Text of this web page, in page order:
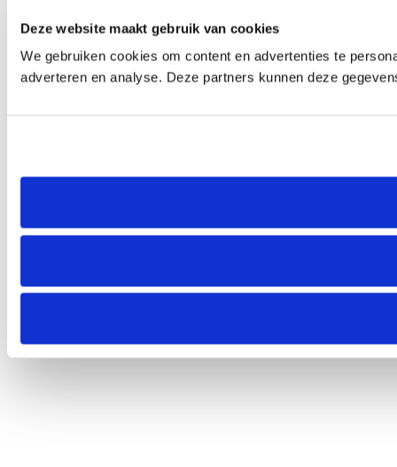
Deze website maakt gebruik van cookies
We gebruiken cookies om content en advertenties te
adverteren en analyse. Deze partners kunnen deze